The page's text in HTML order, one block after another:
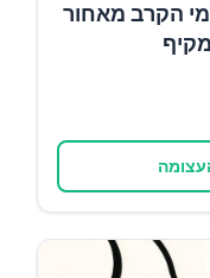
הקרב מאחור